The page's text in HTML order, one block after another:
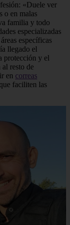
«Duele ver
o en malas
familia y todo
especializadas
específicas
llegado el
protección y el
al resto de
en correas
faciliten las